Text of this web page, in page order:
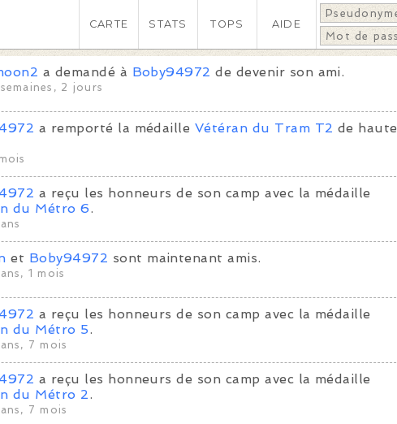
CARTE STATS TOPS
AIDE
a demandé à Boby94972 de devenir son ami.
2 jours
a remporté la médaille Vétéran du Tram T2 de haute
a reçu les honneurs de son camp avec la médaille
du Métro 6.
et Boby94972 sont maintenant amis.
1 mois
a reçu les honneurs de son camp avec la médaille
du Métro 5.
7 mois
a reçu les honneurs de son camp avec la médaille
du Métro 2.
7 mois